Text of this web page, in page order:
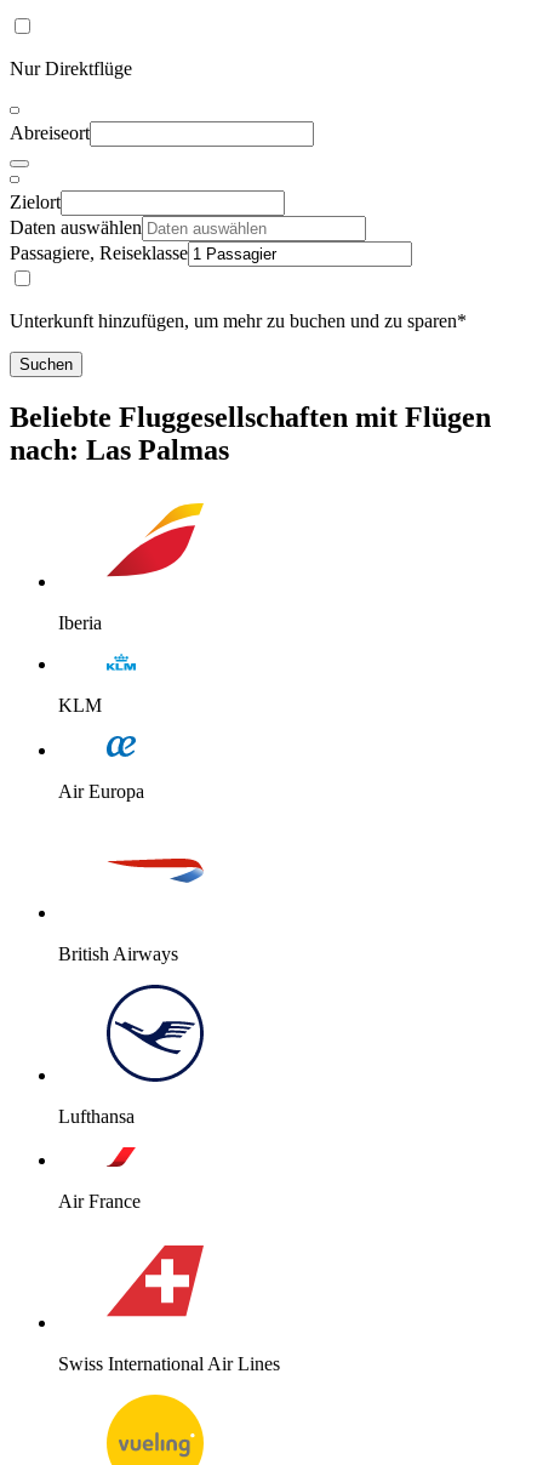
Nur Direktflüge
Abreiseort
Zielort
Daten auswählen
Passagiere, Reiseklasse
Unterkunft hinzufügen, um mehr zu buchen und zu sparen*
Suchen
Beliebte Fluggesellschaften mit Flügen
nach: Las Palmas
Iberia
KLM
Air Europa
British Airways
Lufthansa
Air France
Swiss International Air Lines